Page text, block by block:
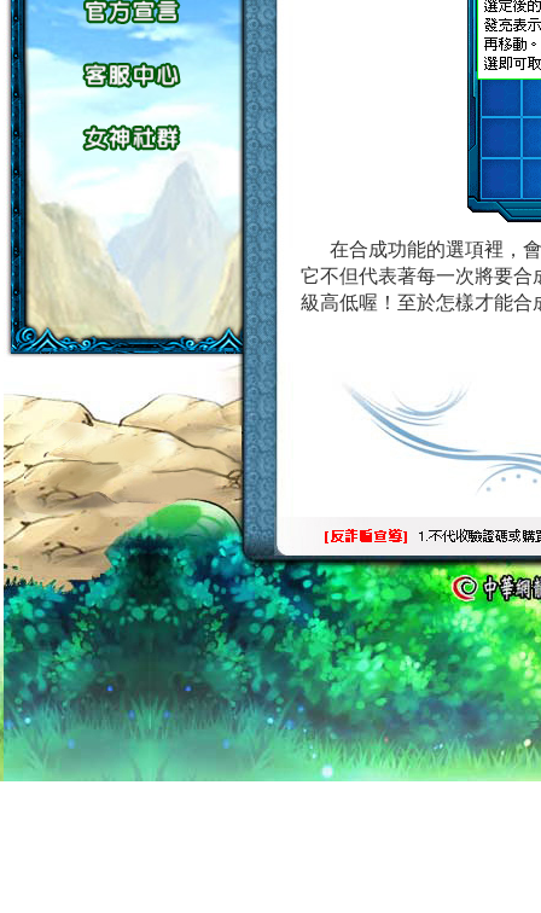
在合成功能的選項裡，
它不但代表著每一次將要
級高低喔！至於怎樣才能